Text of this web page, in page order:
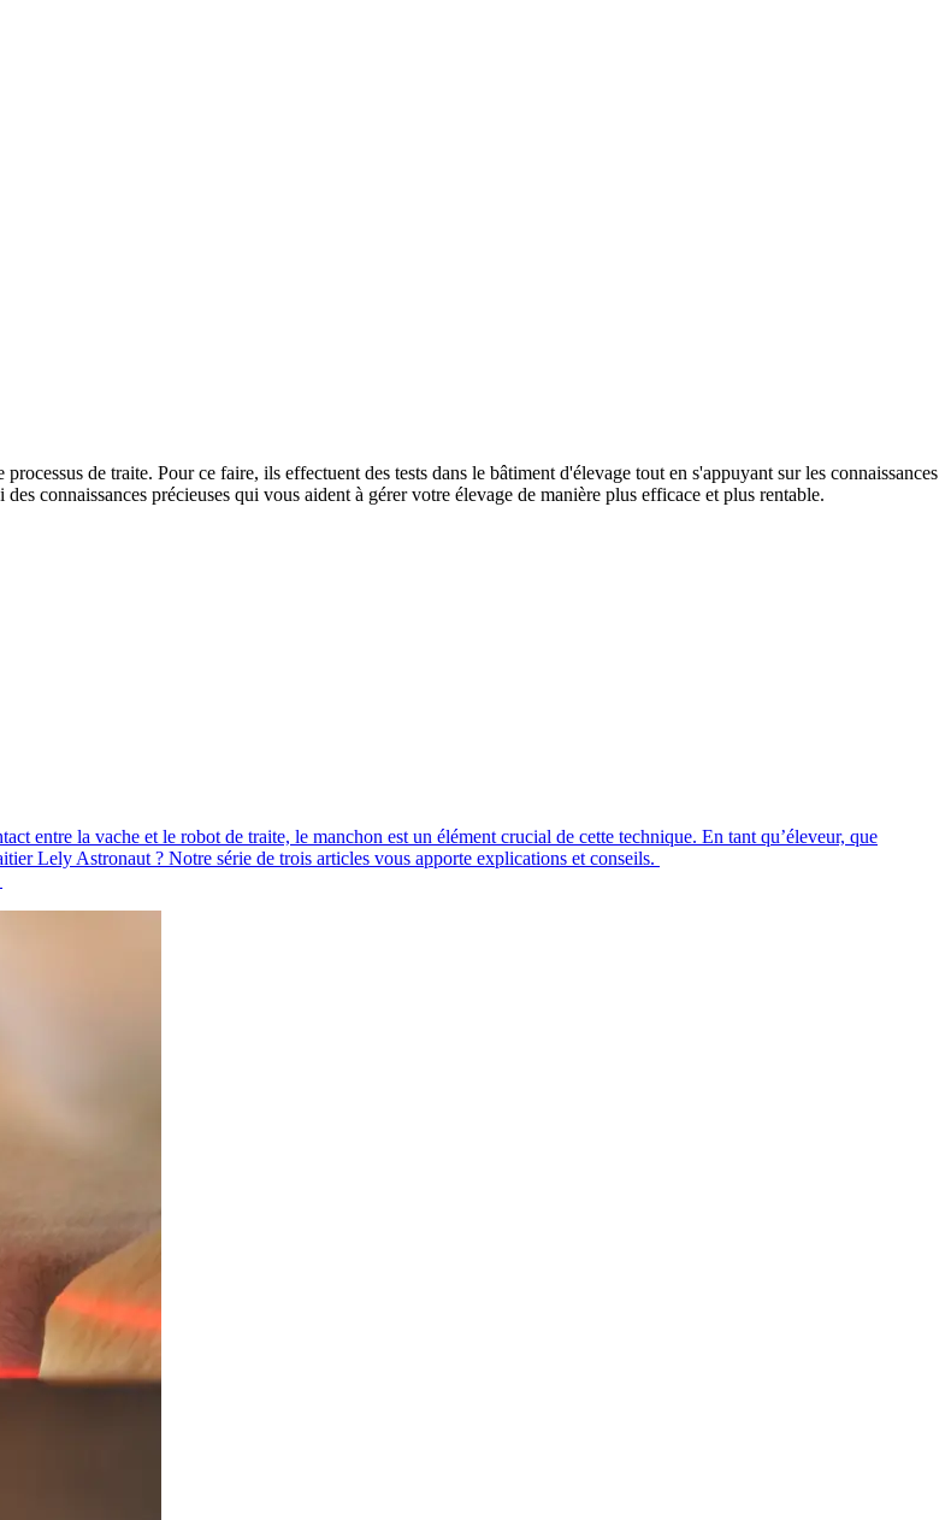
de traite. Pour ce faire, ils effectuent des tests dans le bâtiment d'élevage tout en s'appuyant sur les connaissances
connaissances précieuses qui vous aident à gérer votre élevage de manière plus efficace et plus rentable.
entre la vache et le robot de traite, le manchon est un élément crucial de cette technique. En tant qu’éleveur, que
Lely Astronaut ? Notre série de trois articles vous apporte explications et conseils.